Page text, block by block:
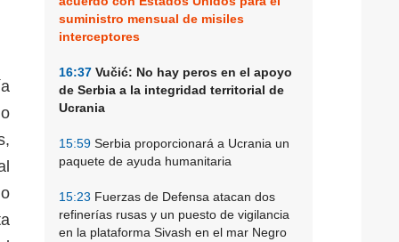
suministro mensual de misiles
interceptores
16:37 Vučić: No hay peros en el apoyo
de Serbia a la integridad territorial de
Ucrania
15:59 Serbia proporcionará a Ucrania un
paquete de ayuda humanitaria
15:23 Fuerzas de Defensa atacan dos
refinerías rusas y un puesto de vigilancia
en la plataforma Sivash en el mar Negro